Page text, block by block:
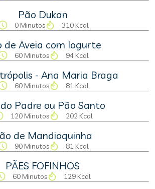
Pão Dukan
0 Minutos 310 Kcal
de Aveia com Iogurte
60 Minutos 94 Kcal
- Ana Maria Braga
60 Minutos 81 Kcal
Padre ou Pão Santo
120 Minutos 202 Kcal
de Mandioquinha
90 Minutos 81 Kcal
PÃES FOFINHOS
60 Minutos 129 Kcal